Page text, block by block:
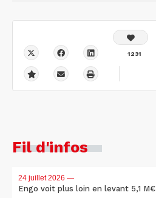
1231
Fil d'infos
24 juillet 2026 —
Engo voit plus loin en levant 5,1 M€